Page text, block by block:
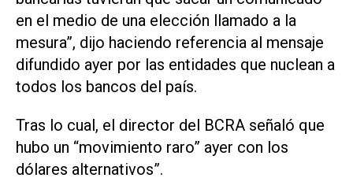
en el medio de una elección llamado a la
mesura”, dijo haciendo referencia al mensaje
difundido ayer por las entidades que nuclean a
todos los bancos del país.
Tras lo cual, el director del BCRA señaló que
hubo un “movimiento raro” ayer con los
dólares alternativos”.